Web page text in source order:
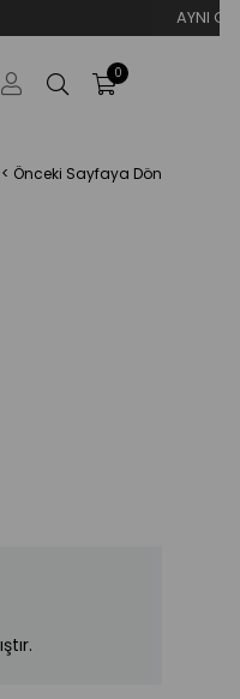
AYNI GÜN KARGO
0
< Önceki Sayfaya Dön